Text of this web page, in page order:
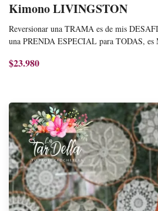
Kimono LIVINGSTON
Reversionar una TRAMA es de mis
una PRENDA ESPECIAL para TODAS,
$23.980